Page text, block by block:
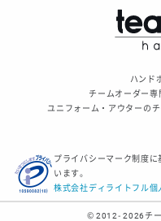
ハンド
チームオーダー
ユニフォーム・アウターの
プライバシーマーク制度
います。
株式会社ディライトフル個
© 2012- 2026 チ